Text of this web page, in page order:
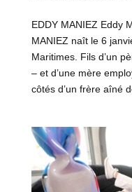
EDDY MANIEZ Eddy
MANIEZ naît le 6
Maritimes. Fils d’un
– et d’une mère
côtés d’un frère aîné